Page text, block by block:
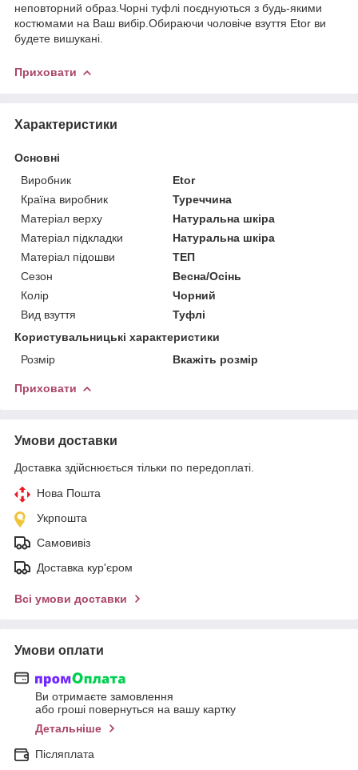
неповторний образ.Чорні туфлі поєднуються з будь-якими
костюмами на Ваш вибір.Обираючи чоловіче взуття Etor ви
будете вишукані.
Приховати
Характеристики
Основні
Виробник
Etor
Країна виробник
Туреччина
Матеріал верху
Натуральна шкіра
Матеріал підкладки
Натуральна шкіра
Матеріал підошви
ТЕП
Сезон
Весна/Осінь
Колір
Чорний
Вид взуття
Туфлі
Користувальницькі характеристики
Розмір
Вкажіть розмір
Приховати
Умови доставки
Доставка здійснюється тільки по передоплаті.
Нова Пошта
Укрпошта
Самовивіз
Доставка кур'єром
Всі умови доставки
Умови оплати
Ви отримаєте замовлення
або гроші повернуться на вашу картку
Детальніше
Післяплата